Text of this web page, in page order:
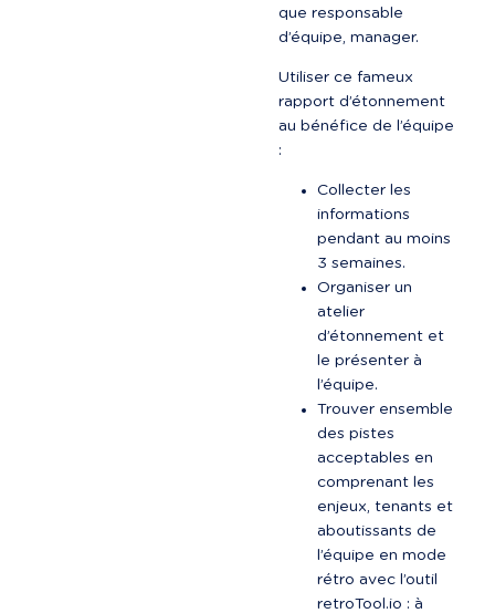
que responsable
d’équipe, manager.
Utiliser ce fameux
rapport d’étonnement
au bénéfice de l’équipe
:
Collecter les
informations
pendant au moins
3 semaines.
Organiser un
atelier
d’étonnement et
le présenter à
l’équipe.
Trouver ensemble
des pistes
acceptables en
comprenant les
enjeux, tenants et
aboutissants de
l’équipe en mode
rétro avec l’outil
retroTool.io : à